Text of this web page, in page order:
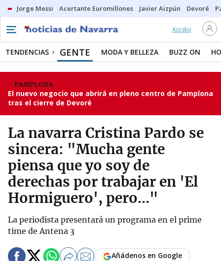
Jorge Messi Acertante Euromillones Javier Aizpún Devoré
Kiosko
TENDENCIAS GENTE MODA Y BELLEZA BUZZ ON
PAMPLONA
El nuevo negocio que abrirá en pleno centro de Pamplona
tras el cierre de Devoré
La navarra Cristina Pardo se
sincera: "Mucha gente
piensa que yo soy de
derechas por trabajar en 'El
Hormiguero', pero..."
La periodista presentará un programa en el prime
time de Antena 3
Añádenos en Google